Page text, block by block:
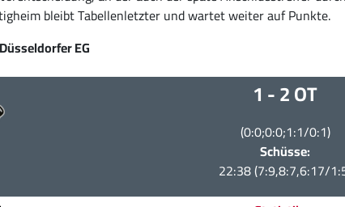
bleibt Tabellenletzter und wartet weiter auf Punkte.
EG
1 - 2 OT
(0:0;0:0;1:1/0:1)
Schüsse:
22:38 (7:9,8:7,6:17/